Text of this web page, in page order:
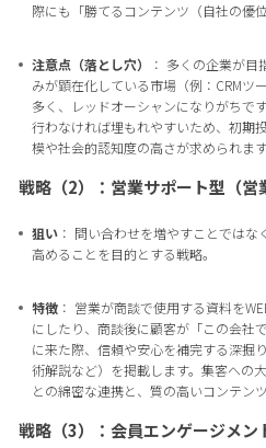
際にも「勝てるコンテンツ（自社の優
注意点（落とし穴）
： 多くの企業が
みが顕在化している市場（例：CRMツ
多く、レッドオーシャンになりがちで
行わなければ埋もれやすいため、初期
模や社会的認知度の高さが求められます
戦略（2）：営業サポート型（営
狙い： 問い合わせを増やすことではな
高めることを目的とする戦略。
特徴： 営業が商談で使用する資料を
にしたり、商談後に顧客が「この会社
に来た際、信頼や安心を補完する深掘
術解説など）を掲載します。集客への
との綿密な連携と、質の高いコンテン
戦略（3）：会員エンゲージメン